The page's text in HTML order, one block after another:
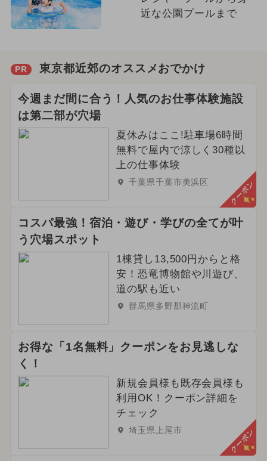
近な公園プールまで
PR 東京都近郊のオススメおでかけ
今週まだ間に合う！人気のお仕事体験施設
は第二部が穴場
夏休みはここ!駐車場6時間
無料で屋内で涼しく30種以
上の仕事体験
千葉県千葉市美浜区 クーポン
コスパ最強！宿泊・遊び・学びの全てが叶
う穴場スポット
1棟貸し13,500円からと格
安！恐竜博物館や川遊び、
道の駅も近い
群馬県多野郡神流町
お得な「1名無料」クーポンをお見逃しな
く！
新規会員様も既存会員様も
利用OK！クーポン詳細を
チェック
埼玉県上尾市 クーポン